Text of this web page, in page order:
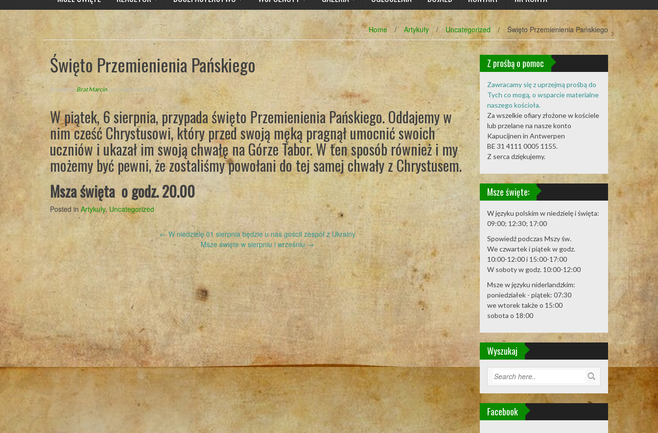
Home / Artykuły / Uncategorized / Święto Przemienienia Pańskiego
Święto Przemienienia Pańskiego
Posted ByBrat Marcin on 2 sierpnia 2021
W piątek, 6 sierpnia, przypada święto Przemienienia Pańskiego. Oddajemy w
nim cześć Chrystusowi, który przed swoją męką pragnął umocnić swoich
uczniów i ukazał im swoją chwałę na Górze Tabor. W ten sposób również i my
możemy być pewni, że zostaliśmy powołani do tej samej chwały z Chrystusem.
Msza święta o godz. 20.00
Posted in Artykuły, Uncategorized
Post
navigation
← W niedzielę 01 sierpnia będzie u nas gościł zespół z Ukrainy
Msze święte w sierpniu i wrześniu →
Z prośbą o pomoc
Zawracamy się z uprzejmą prośbą do
Tych co mogą, o wsparcie materialne
naszego kościoła.
Za wszelkie ofiary złożone w kościele
lub przelane na nasze konto
Kapucijnen in Antwerpen
BE 31 4111 0005 1155.
Z serca dziękujemy.
Msze święte:
W języku polskim w niedzielę i święta:
09:00; 12:30; 17:00
Spowiedź podczas Mszy św.
We czwartek i piątek w godz.
10:00-12:00 i 15:00-17:00
W soboty w godz. 10:00-12:00
Msze w języku niderlandzkim:
poniedziałek - piątek: 07:30
we wtorek także o 15:00
sobota o 18:00
Wyszukaj
Facebook